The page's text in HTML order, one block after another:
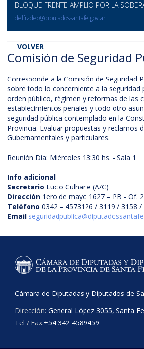
BLOQUE FRENTE AMPLIO POR LA
delfradec@diputadossantafe.gov.ar
VOLVER
Comisión de Seguridad
Corresponde a la Comisión de Seguridad
sobre todo lo concerniente a la seguridad
orden público, régimen y reformas de las
establecimientos penales y todo otro
seguridad pública contemplado en la
Provincia. Evaluar propuestas y reclamos
Gubernamentales y particulares.
Reunión Día: Miércoles 13:30 hs. - Sala 1
Info adicional
Secretario Lucio Culhane (A/C)
Dirección 1ero de mayo 1627 – PB - Of. 2
Teléfono 0342 – 4573126 / 3119 / 3158 /
Email
Cámara de Diputadas y Diputados de
Dirección: General López 3055, Santa
Tel / Fax:+54 342 4589459